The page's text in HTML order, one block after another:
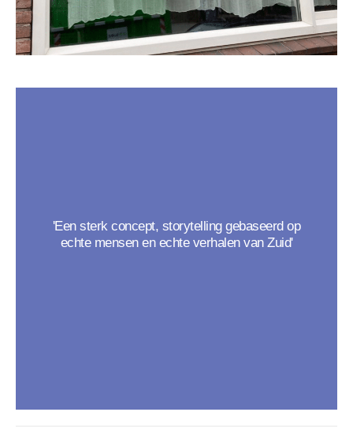
'Een sterk concept, storytelling gebaseerd op
echte mensen en echte verhalen van Zuid'